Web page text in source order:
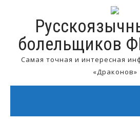
болельщиков
Самая точная и интересная
«Драконов»